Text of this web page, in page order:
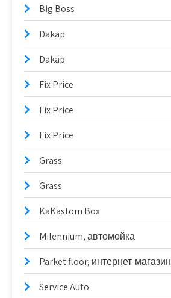
Big Boss
Dakap
Dakap
Fix Price
Fix Price
Fix Price
Grass
Grass
KaKastom Box
Milennium, автомойка
Parket floor, интернет-магазин
Service Auto